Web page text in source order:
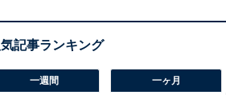
一週間 一ヶ月